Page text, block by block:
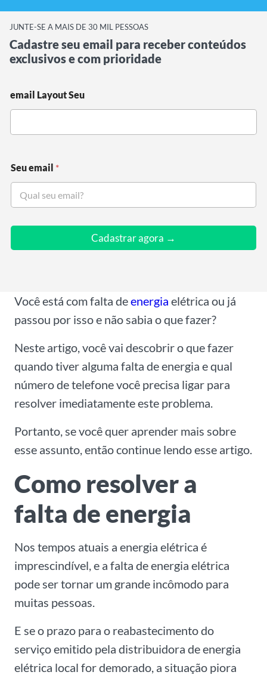
JUNTE-SE A MAIS DE 30 MIL PESSOAS
Cadastre seu email para receber conteúdos
exclusivos e com prioridade
email Layout Seu
Seu email *
Cadastrar agora →
Você está com falta deenergia elétrica ou já
passou por isso e não sabia o que fazer?
Neste artigo, você vai descobrir o que fazer
quando tiver alguma falta de energia e qual
número de telefone você precisa ligar para
resolver imediatamente este problema.
Portanto, se você quer aprender mais sobre
esse assunto, então continue lendo esse artigo.
Como resolver a
falta de energia
Nos tempos atuais a energia elétrica é
imprescindível, e a falta de energia elétrica
pode ser tornar um grande incômodo para
muitas pessoas.
E se o prazo para o reabastecimento do
serviço emitido pela distribuidora de energia
elétrica local for demorado, a situação piora